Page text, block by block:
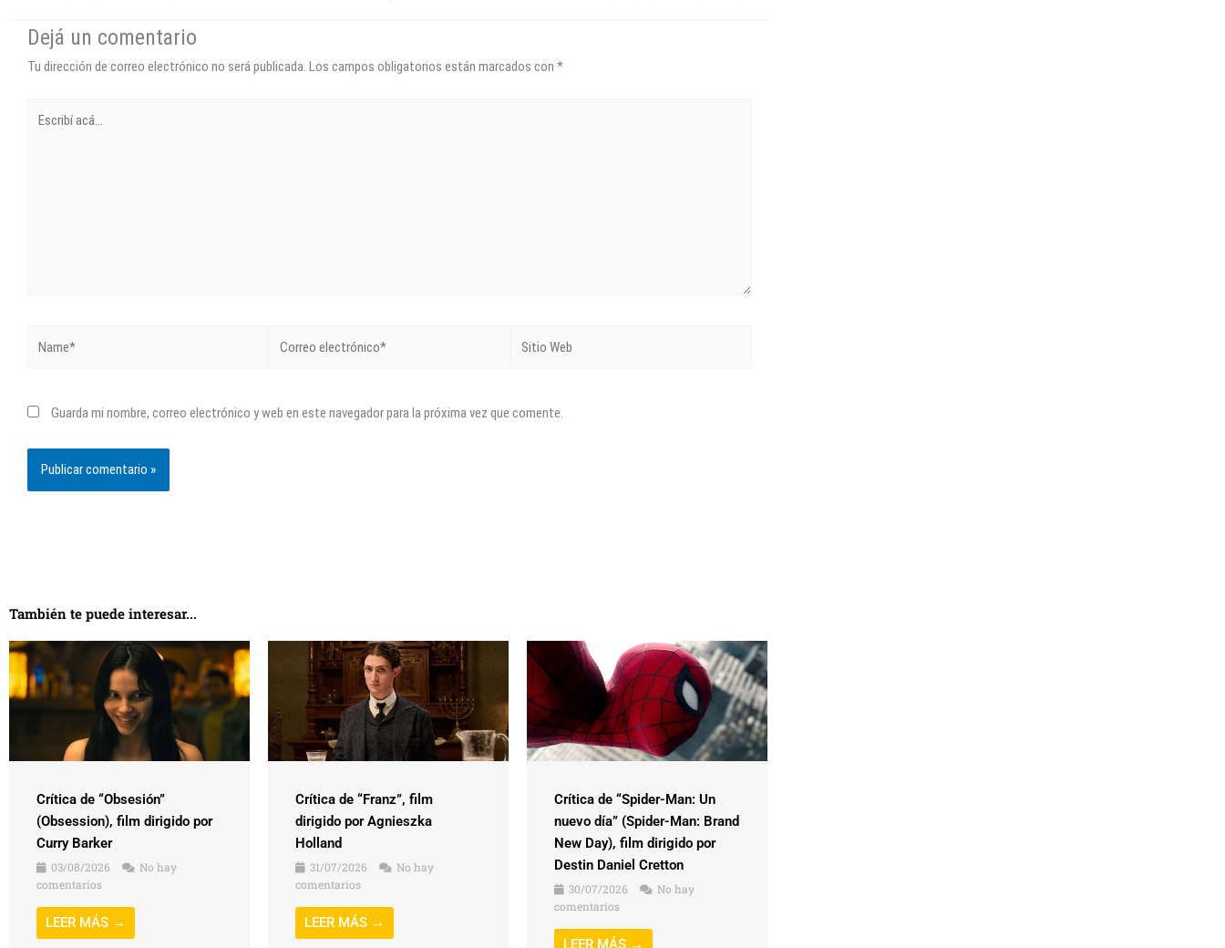
Dejá un comentario
Tu dirección de correo electrónico no será publicada. Los campos obligatorios están marcados con *
acá...
electrónico*
Web
Guarda mi nombre, correo electrónico y web en este navegador para la próxima vez que comente.
También te puede interesar...
Crítica de “Obsesión”
(Obsession), film dirigido por
Curry Barker
03/08/2026
No hay
comentarios
LEER MÁS →
Crítica de “Franz”, film
dirigido por Agnieszka
Holland
31/07/2026
No hay
comentarios
LEER MÁS →
Crítica de “Spider-Man: Un
nuevo día” (Spider-Man: Brand
New Day), film dirigido por
Destin Daniel Cretton
30/07/2026
No hay
comentarios
LEER MÁS →